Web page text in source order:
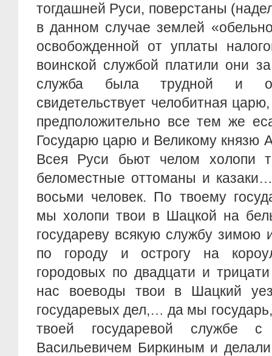
тогдашней Руси, поверстаны
в данном случае землей
освобожденной от уплаты
воинской службой платили они
служба была трудной и
свидетельствует челобитная
предположительно все тем же
Государю царю и Великому князю
Всея Руси бьют челом холопи
беломестные оттоманы и
восьми человек. По твоему
мы холопи твои в Шацкой на
государеву всякую службу зимою
по городу и острогу на
городовых по двадцати и
нас воеводы твои в Шацкий
государевых дел,… да мы
твоей государевой службе
Васильевичем Биркиным и